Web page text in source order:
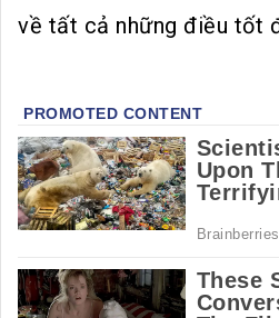
về tất cả những điều tốt